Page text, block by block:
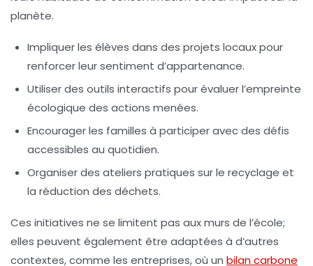
planète.
Impliquer les élèves dans des projets locaux pour
renforcer leur sentiment d’appartenance.
Utiliser des outils interactifs pour évaluer l’empreinte
écologique des actions menées.
Encourager les familles à participer avec des défis
accessibles au quotidien.
Organiser des ateliers pratiques sur le recyclage et
la réduction des déchets.
Ces initiatives ne se limitent pas aux murs de l’école;
elles peuvent également être adaptées à d’autres
contextes, comme les entreprises, où un bilan carbone